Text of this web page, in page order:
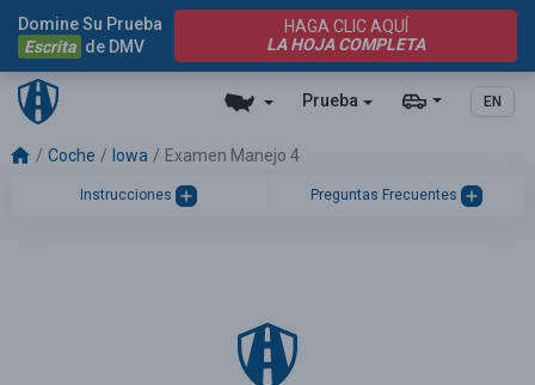
Prueba EN
Domine Su Prueba
Escrita de DMV
HAGA CLIC AQUÍ
LA HOJA COMPLETA
Coche Iowa Examen Manejo 4
Instrucciones Preguntas Frecuentes